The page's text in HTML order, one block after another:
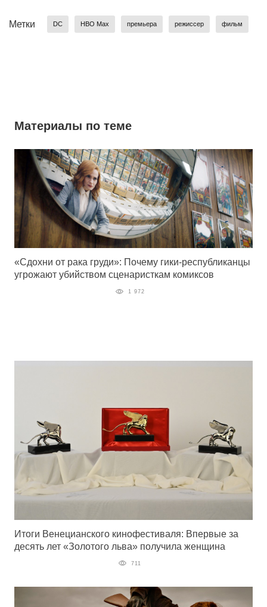
Метки DC HBO Max премьера режиссер фильм
Материалы по теме
«Сдохни от рака груди»: Почему гики-республиканцы
угрожают убийством сценаристкам комиксов
1 972
Итоги Венецианского кинофестиваля: Впервые за
десять лет «Золотого льва» получила женщина
711